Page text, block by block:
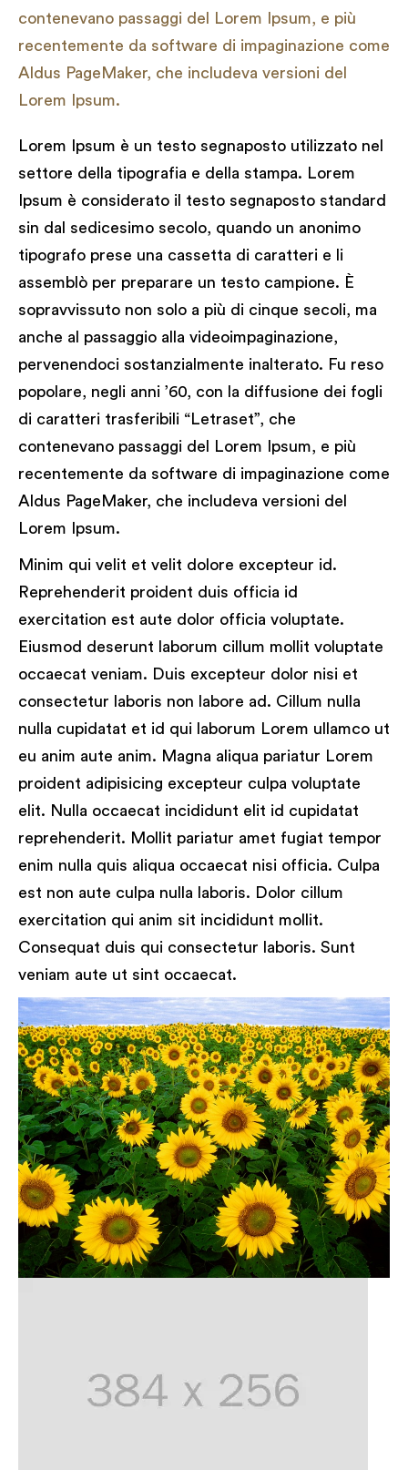
contenevano passaggi del Lorem Ipsum, e più
recentemente da software di impaginazione come
Aldus PageMaker, che includeva versioni del
Lorem Ipsum.
Lorem Ipsum è un testo segnaposto utilizzato nel
settore della tipografia e della stampa. Lorem
Ipsum è considerato il testo segnaposto standard
sin dal sedicesimo secolo, quando un anonimo
tipografo prese una cassetta di caratteri e li
assemblò per preparare un testo campione. È
sopravvissuto non solo a più di cinque secoli, ma
anche al passaggio alla videoimpaginazione,
pervenendoci sostanzialmente inalterato. Fu reso
popolare, negli anni ’60, con la diffusione dei fogli
di caratteri trasferibili “Letraset”, che
contenevano passaggi del Lorem Ipsum, e più
recentemente da software di impaginazione come
Aldus PageMaker, che includeva versioni del
Lorem Ipsum.
Minim qui velit et velit dolore excepteur id.
Reprehenderit proident duis officia id
exercitation est aute dolor officia voluptate.
Eiusmod deserunt laborum cillum mollit voluptate
occaecat veniam. Duis excepteur dolor nisi et
consectetur laboris non labore ad. Cillum nulla
nulla cupidatat et id qui laborum Lorem ullamco ut
eu anim aute anim. Magna aliqua pariatur Lorem
proident adipisicing excepteur culpa voluptate
elit. Nulla occaecat incididunt elit id cupidatat
reprehenderit. Mollit pariatur amet fugiat tempor
enim nulla quis aliqua occaecat nisi officia. Culpa
est non aute culpa nulla laboris. Dolor cillum
exercitation qui anim sit incididunt mollit.
Consequat duis qui consectetur laboris. Sunt
veniam aute ut sint occaecat.